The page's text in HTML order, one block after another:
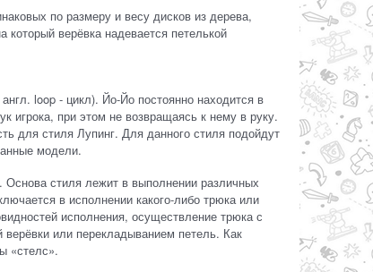
по размеру и весу дисков из дерева,
верёвка надевается петелькой
loop - цикл). Йо-Йо постоянно находится в
игрока, при этом не возвращаясь к нему в руку.
для стиля Лупинг. Для данного стиля подойдут
модели.
стиля лежит в выполнении различных
в исполнении какого-либо трюка или
исполнения, осуществление трюка с
или перекладыванием петель. Как
«стелс».